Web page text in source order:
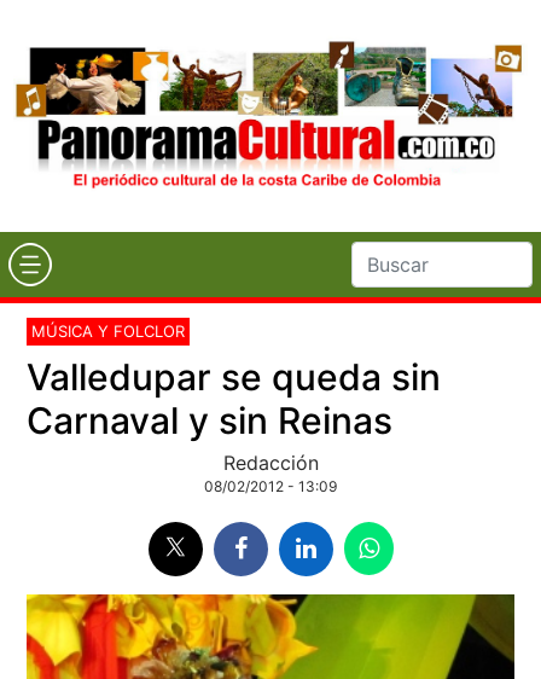
MÚSICA Y FOLCLOR
Valledupar se queda sin
Carnaval y sin Reinas
Redacción
08/02/2012 - 13:09